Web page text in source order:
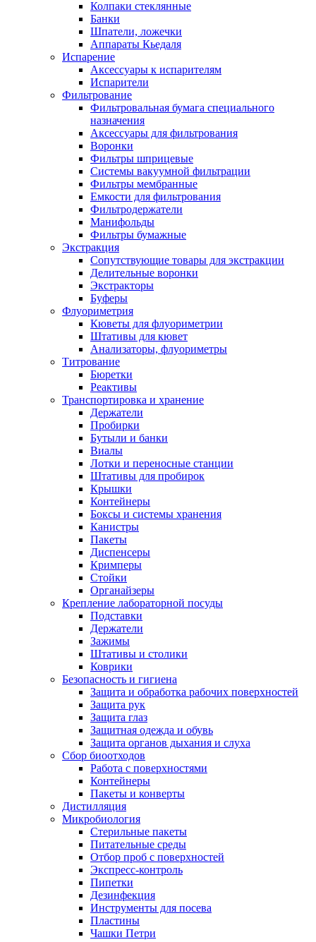
Колпаки стеклянные
Банки
Шпатели, ложечки
Аппараты Кьедаля
Испарение
Аксессуары к испарителям
Испарители
Фильтрование
Фильтровальная бумага специального
назначения
Аксессуары для фильтрования
Воронки
Фильтры шприцевые
Системы вакуумной фильтрации
Фильтры мембранные
Емкости для фильтрования
Фильтродержатели
Манифольды
Фильтры бумажные
Экстракция
Сопутствующие товары для экстракции
Делительные воронки
Экстракторы
Буферы
Флуориметрия
Кюветы для флуориметрии
Штативы для кювет
Анализаторы, флуориметры
Титрование
Бюретки
Реактивы
Транспортировка и хранение
Держатели
Пробирки
Бутыли и банки
Виалы
Лотки и переносные станции
Штативы для пробирок
Крышки
Контейнеры
Боксы и системы хранения
Канистры
Пакеты
Диспенсеры
Кримперы
Стойки
Органайзеры
Крепление лабораторной посуды
Подставки
Держатели
Зажимы
Штативы и столики
Коврики
Безопасность и гигиена
Защита и обработка рабочих поверхностей
Защита рук
Защита глаз
Защитная одежда и обувь
Защита органов дыхания и слуха
Сбор биоотходов
Работа с поверхностями
Контейнеры
Пакеты и конверты
Дистилляция
Микробиология
Стерильные пакеты
Питательные среды
Отбор проб с поверхностей
Экспресс-контроль
Пипетки
Дезинфекция
Инструменты для посева
Пластины
Чашки Петри